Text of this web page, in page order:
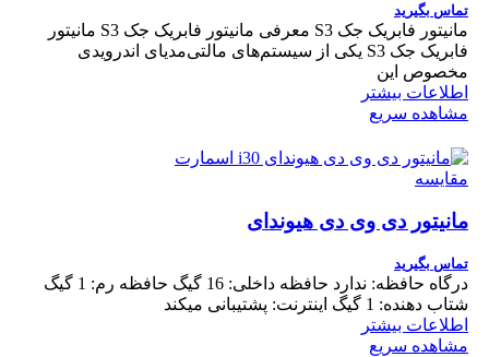
تماس بگیرید
مانیتور فابریک جک S3 معرفی مانیتور فابریک جک S3 مانیتور
فابریک جک S3 یکی از سیستم‌های مالتی‌مدیای اندرویدی
مخصوص این
اطلاعات بیشتر
مشاهده سریع
مقایسه
مانیتور دی وی دی هیوندای
تماس بگیرید
درگاه حافظه: ندارد حافظه داخلی: 16 گیگ حافظه رم: 1 گیگ
شتاب دهنده: 1 گیگ اینترنت: پشتیبانی میکند
اطلاعات بیشتر
مشاهده سریع